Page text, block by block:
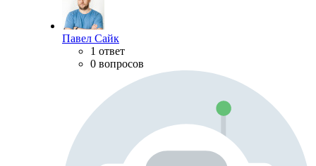
Павел Сайк
1 ответ
0 вопросов